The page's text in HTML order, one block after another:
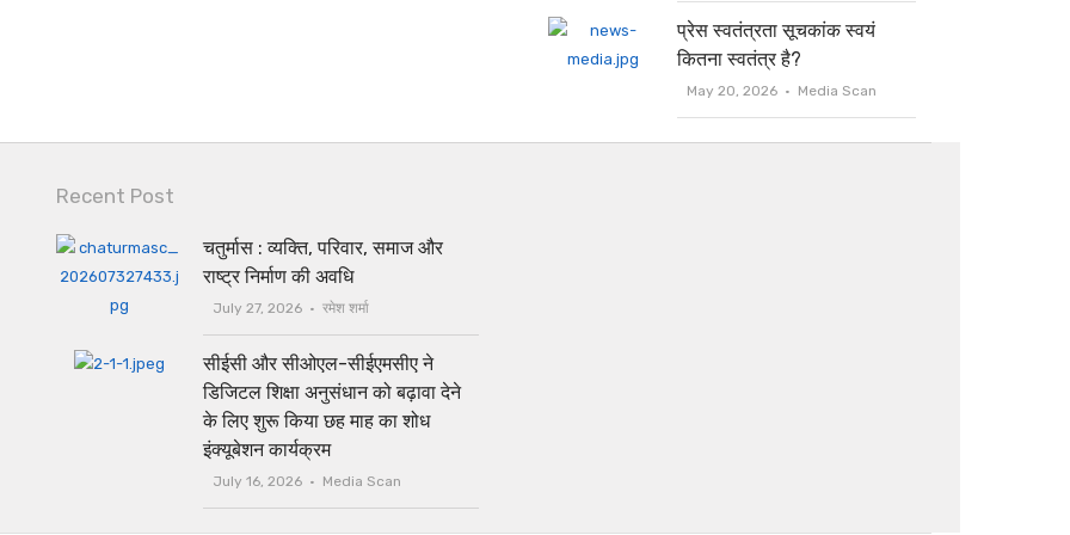
प्रेस स्वतंत्रता सूचकांक स्वयं
कितना स्वतंत्र है?
May 20, 2026 Media Scan
Recent Post
चतुर्मास : व्यक्ति, परिवार, समाज और
राष्ट्र निर्माण की अवधि
July 27, 2026 रमेश शर्मा
सीईसी और सीओएल-सीईएमसीए ने
डिजिटल शिक्षा अनुसंधान को बढ़ावा देने
के लिए शुरू किया छह माह का शोध
इंक्यूबेशन कार्यक्रम
July 16, 2026 Media Scan